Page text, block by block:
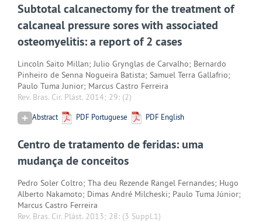
Subtotal calcanectomy for the treatment of
calcaneal pressure sores with associated
osteomyelitis: a report of 2 cases
Lincoln Saito Millan; Julio Grynglas de Carvalho; Bernardo
Pinheiro de Senna Nogueira Batista; Samuel Terra Gallafrio;
Paulo Tuma Junior; Marcus Castro Ferreira
Rev. Bras. Cir. Plást. 2014; 29: (2)
Abstract PDF Portuguese PDF English
Centro de tratamento de feridas: uma
mudança de conceitos
Pedro Soler Coltro; Tha deu Rezende Rangel Fernandes; Hugo
Alberto Nakamoto; Dimas André Milcheski; Paulo Tuma Júnior;
Marcus Castro Ferreira
Rev. Bras. Cir. Plást. 2013; 28: (3 Suppl.1)